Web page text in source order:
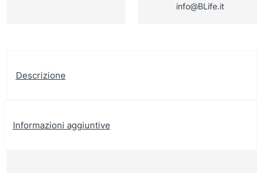
info@BLife.it
Descrizione
Informazioni aggiuntive